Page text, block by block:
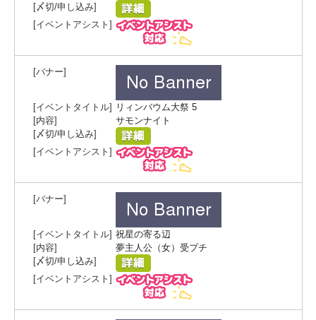
リィンバウム大祭 5
サモンナイト
祝星の寄る辺
夢主人公（女）受プチ